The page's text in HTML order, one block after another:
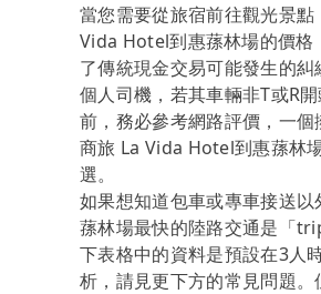
當您需要從旅宿前往觀光景
Vida Hotel到惠蓀林場的價格
了傳統現金交易可能發生的
個人司機，若其車輛非T或R
前，務必參考網路評價，一
商旅 La Vida Hotel到惠蓀林
選。
如果想知道包車或專車接送
蓀林場最快的陸路交通是「
下表格中的資料是預設在3人
析，請見更下方的常見問題